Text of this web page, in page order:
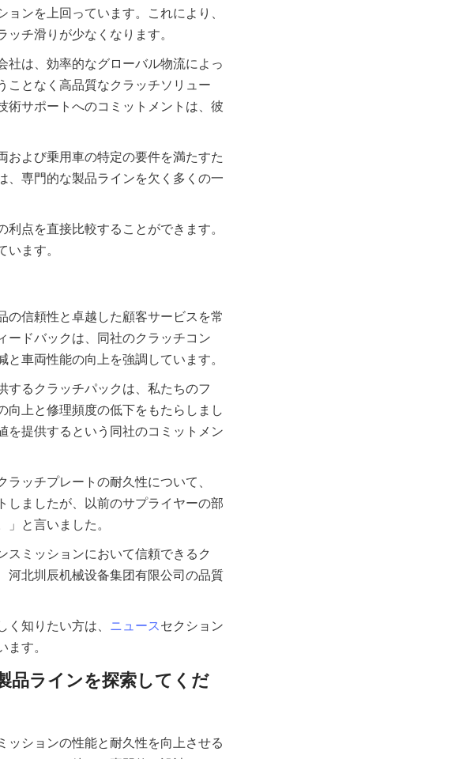
ンを上回っています。これにより、
は、効率的なグローバル物流によっ
ことなく高品質なクラッチソリュー
術サポートへのコミットメントは、彼
および乗用車の特定の要件を満たすた
、専門的な製品ラインを欠く多くの一
点を直接比較することができます。
信頼性と卓越した顧客サービスを常
ードバックは、同社のクラッチコン
するクラッチパックは、私たちのフ
向上と修理頻度の低下をもたらしまし
を提供するという同社のコミットメン
ッチプレートの耐久性について、
しましたが、以前のサプライヤーの部
スミッションにおいて信頼できるク
河北圳辰机械设备集团有限公司の品質
知りたい方は、 ニュースセクション
品ラインを探索してくだ
ションの性能と耐久性を向上させる